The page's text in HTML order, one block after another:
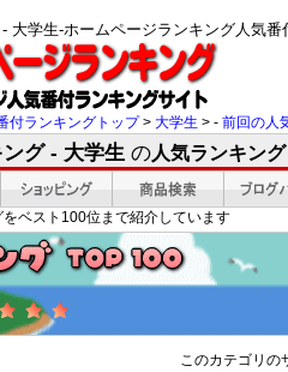
大学生-ホームページランキング人気
付ランキングトップ> 大学生 > - 前回の人
グ - 大学生 の人気ランキング
をベスト100位まで紹介しています
このカテゴリの